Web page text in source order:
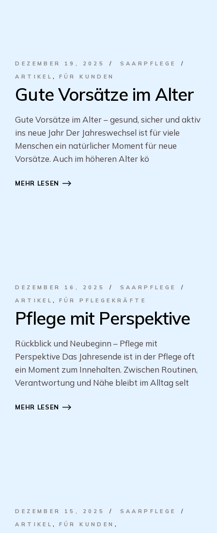
DEZEMBER 19, 2025
SAARPFLEGE
ARTIKEL
FÜR KUNDEN
Gute Vorsätze im Alter
Gute Vorsätze im Alter – gesund, sicher und aktiv
ins neue Jahr Der Jahreswechsel ist für viele
Menschen ein natürlicher Moment für neue
Vorsätze. Auch im höheren Alter kö
MEHR LESEN
DEZEMBER 16, 2025
SAARPFLEGE
ARTIKEL
FÜR PFLEGEKRÄFTE
Pflege mit Perspektive
Rückblick und Neubeginn – Pflege mit
Perspektive Das Jahresende ist in der Pflege oft
ein Moment zum Innehalten. Zwischen Routinen,
Verantwortung und Nähe bleibt im Alltag selt
MEHR LESEN
DEZEMBER 15, 2025
SAARPFLEGE
ARTIKEL
FÜR KUNDEN